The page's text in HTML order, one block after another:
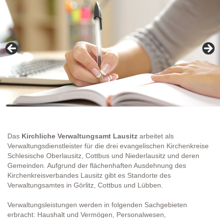
Das Kirchliche Verwaltungsamt Lausitz arbeitet als
Verwaltungsdienstleister für die drei evangelischen Kirchenkreise
Schlesische Oberlausitz, Cottbus und Niederlausitz und deren
Gemeinden. Aufgrund der flächenhaften Ausdehnung des
Kirchenkreisverbandes Lausitz gibt es Standorte des
Verwaltungsamtes in Görlitz, Cottbus und Lübben.
Verwaltungsleistungen werden in folgenden Sachgebieten
erbracht: Haushalt und Vermögen, Personalwesen,